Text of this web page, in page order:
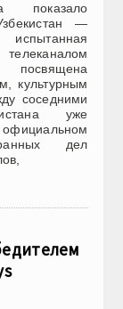
показало
—
культурным
соседними
уже
дел